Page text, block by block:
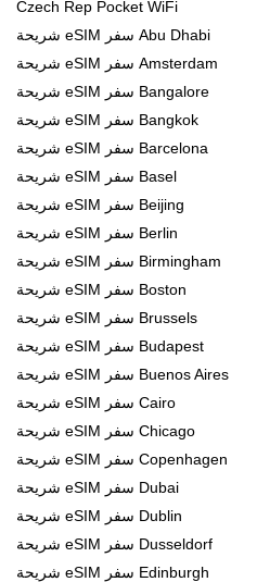
Czech Rep Pocket WiFi
شريحة eSIM سفر Abu Dhabi
شريحة eSIM سفر Amsterdam
شريحة eSIM سفر Bangalore
شريحة eSIM سفر Bangkok
شريحة eSIM سفر Barcelona
شريحة eSIM سفر Basel
شريحة eSIM سفر Beijing
شريحة eSIM سفر Berlin
شريحة eSIM سفر Birmingham
شريحة eSIM سفر Boston
شريحة eSIM سفر Brussels
شريحة eSIM سفر Budapest
شريحة eSIM سفر Buenos Aires
شريحة eSIM سفر Cairo
شريحة eSIM سفر Chicago
شريحة eSIM سفر Copenhagen
شريحة eSIM سفر Dubai
شريحة eSIM سفر Dublin
شريحة eSIM سفر Dusseldorf
شريحة eSIM سفر Edinburgh